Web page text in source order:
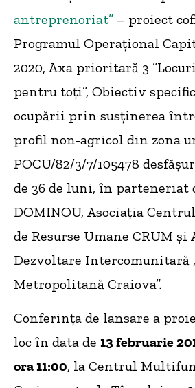
antreprenoriat” – proiect
Programul Operaţional
2020, Axa prioritară 3
pentru toţi”, Obiectiv specific
ocupării prin susţinerea
profil non-agricol din zona
POCU/82/3/7/105478
de 36 de luni, în parteneriat
DOMINOU, Asociaţia
de Resurse Umane CRUM și
Dezvoltare Intercomunitară
Metropolitană Craiova”.
Conferinţa de lansare a
loc în data de 13 februarie
ora 11:00, la Centrul